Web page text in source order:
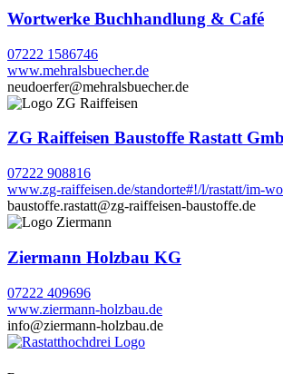
Wortwerke Buchhandlung & Café
07222 1586746
www.mehralsbuecher.de
neudoerfer@mehralsbuecher.de
ZG Raiffeisen Baustoffe Rastatt
07222 908816
www.zg-raiffeisen.de/standorte#!/l/rastatt/im-
baustoffe.rastatt@zg-raiffeisen-baustoffe.de
Ziermann Holzbau KG
07222 409696
www.ziermann-holzbau.de
info@ziermann-holzbau.de